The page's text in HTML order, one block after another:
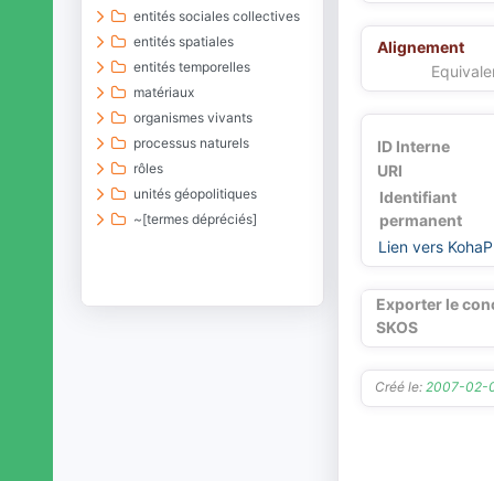
entités sociales collectives
entités spatiales
entités temporelles
matériaux
organismes vivants
processus naturels
rôles
unités géopolitiques
~[termes dépréciés]
Alignement
ID Interne
URI
Identifiant
permanent
Lien vers
Exporter le
SKOS
Créé le: 2007-02-